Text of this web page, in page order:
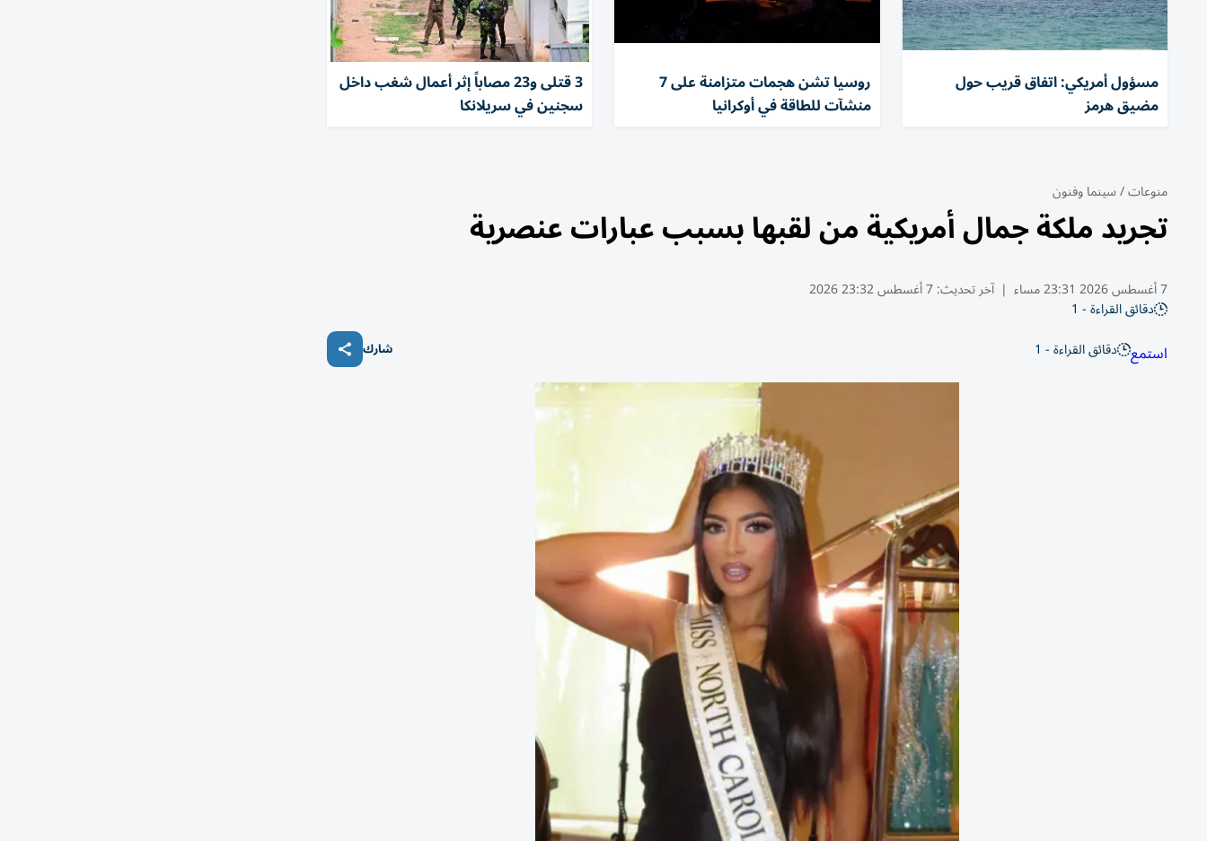
مسؤول أمريكي: اتفاق قريب حول
مضيق هرمز
روسيا تشن هجمات متزامنة على 7
منشآت للطاقة في أوكرانيا
3 قتلى و23 مصاباً إثر أعمال شغب داخل
سجنين في سريلانكا
منوعات/سينما وفنون
تجريد ملكة جمال أمريكية من لقبها بسبب عبارات عنصرية
7 أغسطس 2026 23:31 مساء | آخر تحديث:7 أغسطس 23:32 2026
دقائق القراءة - 1
استمع دقائق القراءة - 1 شارك